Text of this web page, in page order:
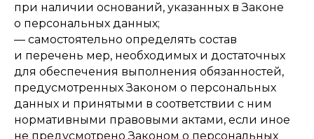
при наличии оснований, указанных в Законе
о персональных данных;
— самостоятельно определять состав
и перечень мер, необходимых и достаточных
для обеспечения выполнения обязанностей,
предусмотренных Законом о персональных
данных и принятыми в соответствии с ним
нормативными правовыми актами, если иное
не предусмотрено Законом о персональных